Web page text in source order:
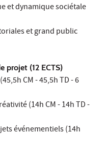
et dynamique sociétale
et grand public
projet (12 ECTS)
CM - 45,5h TD - 6
(14h CM - 14h TD -
événementiels (14h